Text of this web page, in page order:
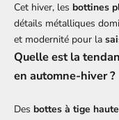
Cet hiver, les bottines
détails métalliques
et modernité pour la
Quelle est la
en automne-hiver ?
Des bottes à tige haute